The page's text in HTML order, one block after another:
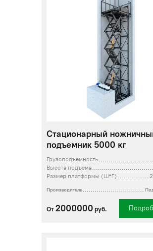
Стационарный
подъемник 5000 кг
Грузоподъемность
Высота подъема
Размер платформы (Ш*Г)
Производитель
От 2000000 руб.